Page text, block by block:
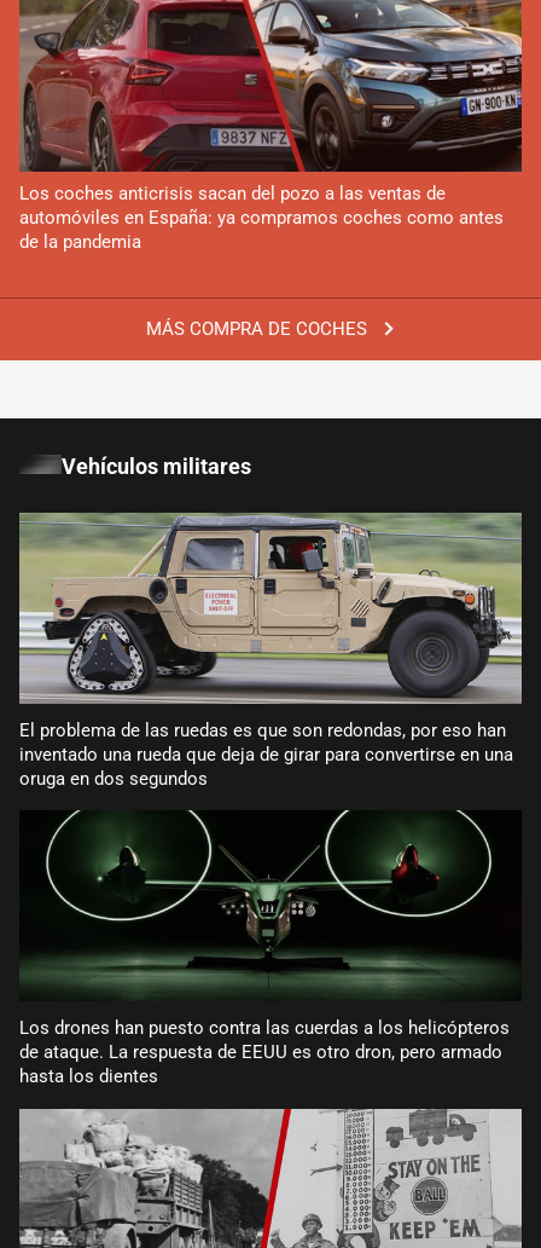
MÁS COMPRA DE COCHES
Los coches anticrisis sacan del pozo a las ventas de
automóviles en España: ya compramos coches como antes
de la pandemia
Vehículos militares
El problema de las ruedas es que son redondas, por eso han
inventado una rueda que deja de girar para convertirse en una
oruga en dos segundos
Los drones han puesto contra las cuerdas a los helicópteros
de ataque. La respuesta de EEUU es otro dron, pero armado
hasta los dientes